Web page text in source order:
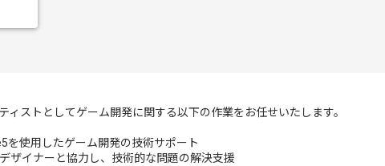
ィストとしてゲーム開発に関する以下の作業をお任せいたします。
を使用したゲーム開発の技術サポート
ザイナーと協力し、技術的な問題の解決支援